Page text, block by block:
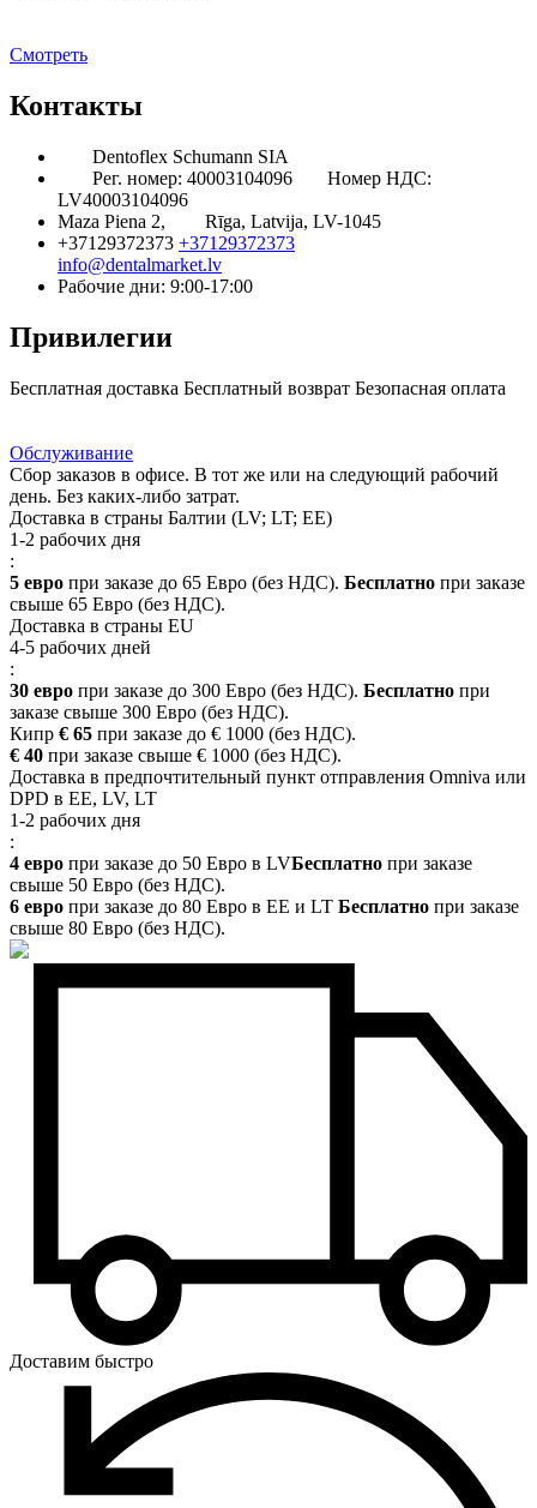
Смотреть
Контакты
Dentoflex Schumann SIA
Рег. номер: 40003104096
Номер НДС:
LV40003104096
Maza Piena 2,
Rīga, Latvija, LV-1045
+37129372373 +37129372373
info@dentalmarket.lv
Рабочие дни: 9:00-17:00
Привилегии
Бесплатная доставка Бесплатный возврат Безопасная оплата
Обслуживание
Сбор заказов в офисе. В тот же или на следующий рабочий
день. Без каких-либо затрат.
Доставка в страны Балтии (LV; LT; EE)
1-2 рабочих дня
:
5 евро при заказе до 65 Евро (без НДС). Бесплатно при заказе
свыше 65 Евро (без НДС).
Доставка в страны EU
4-5 рабочих дней
:
30 евро при заказе до 300 Евро (без НДС). Бесплатно при
заказе свыше 300 Евро (без НДС).
Кипр € 65 при заказе до € 1000 (без НДС).
€ 40 при заказе свыше € 1000 (без НДС).
Доставка в предпочтительный пункт отправления Omniva или
DPD в EE, LV, LT
1-2 рабочих дня
:
4 евро при заказе до 50 Евро в LVБесплатно при заказе
свыше 50 Евро (без НДС).
6 евро при заказе до 80 Евро в EE и LT Бесплатно при заказе
свыше 80 Евро (без НДС).
Доставим быстро